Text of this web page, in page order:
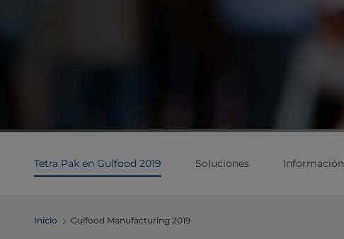
Tetra Pak en Gulfood 2019 Soluciones Información
Inicio Gulfood Manufacturing 2019